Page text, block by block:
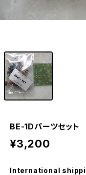
BE-1Dパーツセット
¥3,200
International